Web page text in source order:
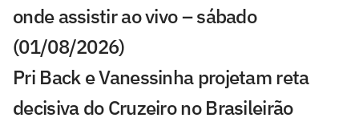
onde assistir ao vivo – sábado
(01/08/2026)
Pri Back e Vanessinha projetam reta
decisiva do Cruzeiro no Brasileirão